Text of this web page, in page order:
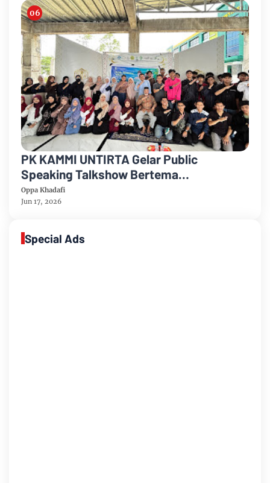
PK KAMMI UNTIRTA Gelar Public
Speaking Talkshow Bertema
“Membangun Pengaruh melalui
Komunikasi Publik” Bersama
Oppa Khadafi
Jun 17, 2026
Special Ads